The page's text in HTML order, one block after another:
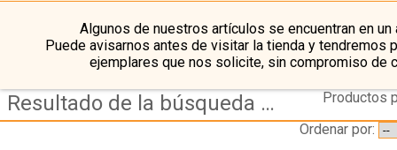
Algunos de nuestros artículos se encuentran en un
Puede avisarnos antes de visitar la tienda y tendremos
ejemplares que nos solicite, sin compromiso de
Resultado de la búsqueda de editorial editions-ecole-et-college,-paris
Productos
Ordenar por: